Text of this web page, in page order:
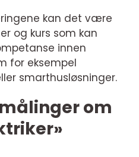
kan det være
og kurs som kan
innen
for eksempel
smarthusløsninger.
om